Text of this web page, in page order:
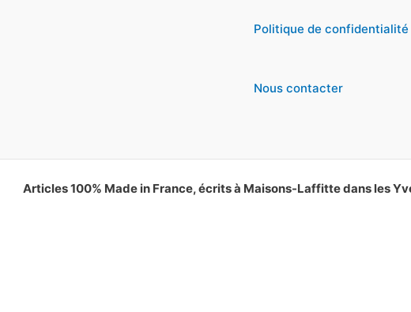
Politique de confidentialité
Nous contacter
Articles 100% Made in France, écrits à Maisons-Laffitte dans les